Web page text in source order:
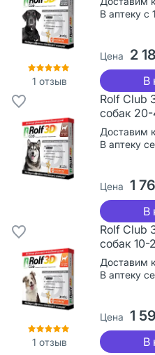
1 отзыв
В аптеку с
Цена 2
В
Rolf Club
собак 20-
Доставим
В аптеку
Цена 1
В
1 отзыв
Rolf Club
собак 10-
Доставим
В аптеку
Цена 1
В